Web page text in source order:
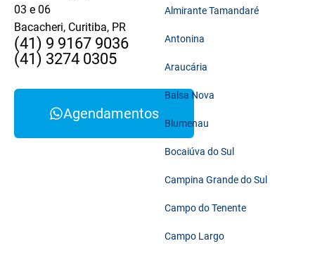
03 e 06
Bacacheri, Curitiba, PR
(41) 9 9167 9036
(41) 3274 0305
Agendamentos
Almirante Tamandaré
Antonina
Araucária
Balsa Nova
Blumenau
Bocaiúva do Sul
Campina Grande do Sul
Campo do Tenente
Campo Largo